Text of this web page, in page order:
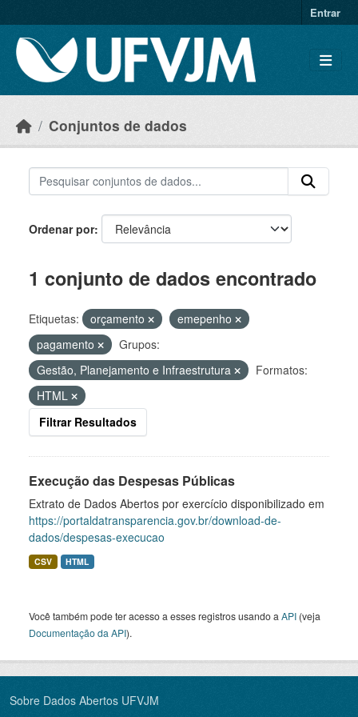
Entrar
Conjuntos de dados
Ordenar por
1 conjunto de dados encontrado
Etiquetas: orçamento
emepenho
pagamento
Grupos:
Gestão, Planejamento e Infraestrutura
Formatos:
HTML
Filtrar Resultados
Execução das Despesas Públicas
Extrato de Dados Abertos por exercício disponibilizado em
https://portaldatransparencia.gov.br/download-de-
dados/despesas-execucao
CSV HTML
Você também pode ter acesso a esses registros usando a API (veja
Documentação da API).
Sobre Dados Abertos UFVJM